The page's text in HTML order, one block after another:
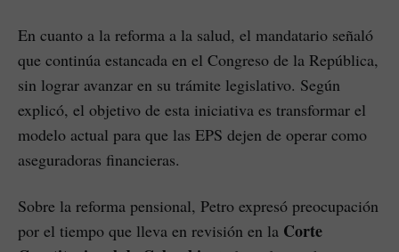
En cuanto a la reforma a la salud, el mandatario señaló
que continúa estancada en el Congreso de la República,
sin lograr avanzar en su trámite legislativo. Según
explicó, el objetivo de esta iniciativa es transformar el
modelo actual para que las EPS dejen de operar como
aseguradoras financieras.
Sobre la reforma pensional, Petro expresó preocupación
por el tiempo que lleva en revisión en la Corte